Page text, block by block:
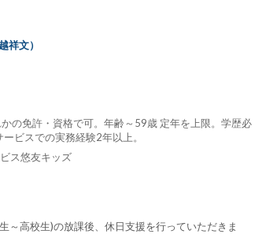
祥文）
の免許・資格で可。年齢～59歳 定年を上限。学歴必
ビスでの実務経験2年以上。
ス悠友キッズ
高校生)の放課後、休日支援を行っていただきま